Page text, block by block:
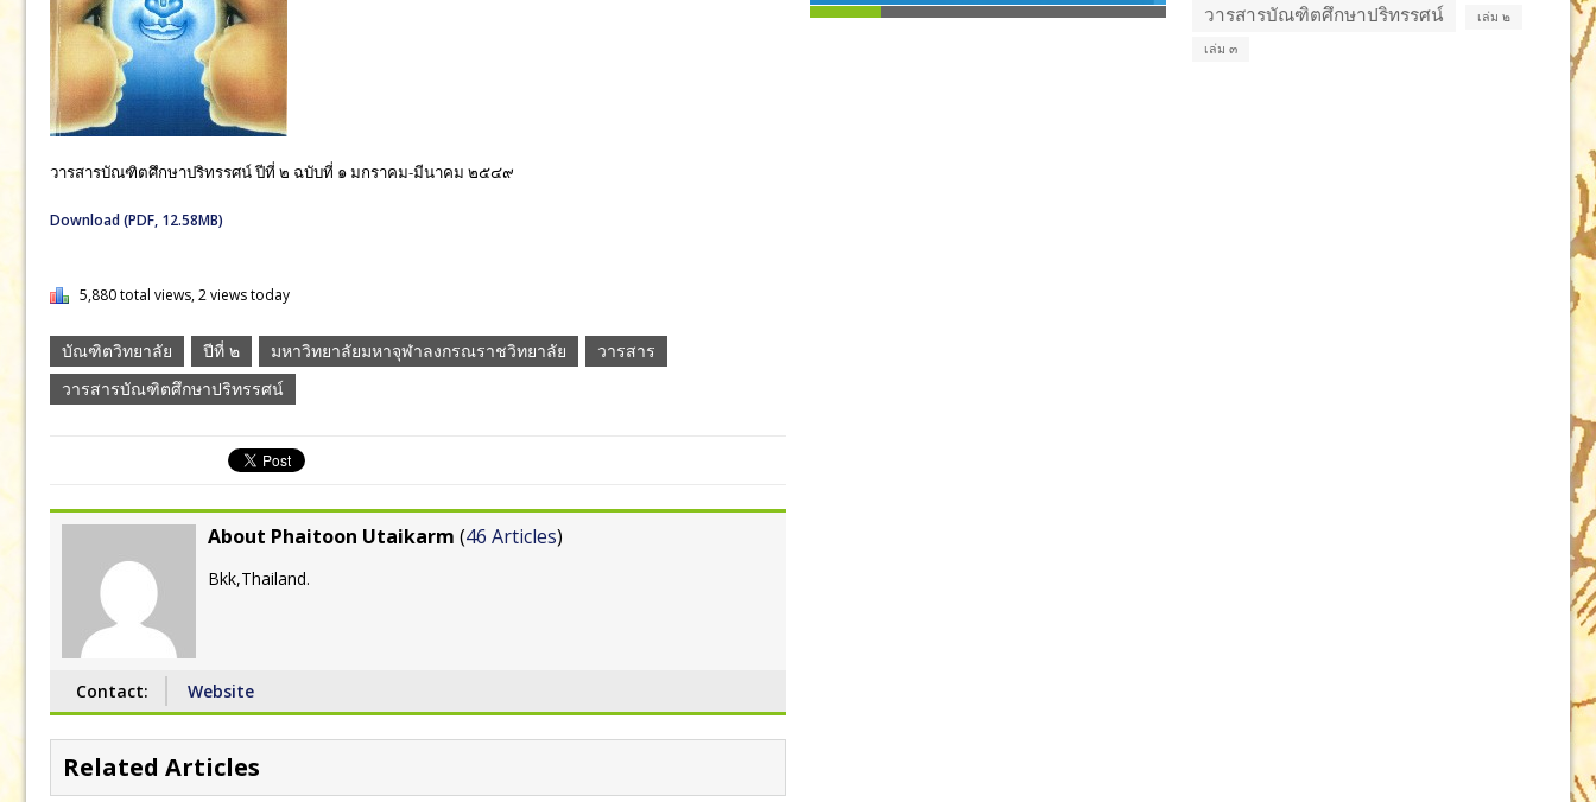
วารสารบัณฑิตศึกษาปริทรรศน์ ปีที่ ๒ ฉบับที่ ๑ มกราคม-มีนาคม ๒๕๔๙
Download (PDF, 12.58MB)
5,880 total views, 2 views today
บัณฑิตวิทยาลัย ปีที่ ๒ มหาวิทยาลัยมหาจุฬาลงกรณราชวิทยาลัย
วารสาร
วารสารบัณฑิตศึกษาปริทรรศน์
About Phaitoon Utaikarm (46 Articles)
Bkk,Thailand.
Contact: Website
Related Articles
วารสารบัณฑิตศึกษาปริทรรศน์
เล่ม ๒
เล่ม ๓